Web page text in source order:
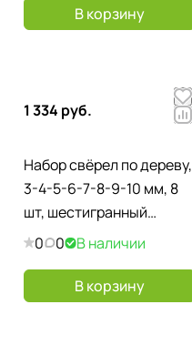
хвостовикВ корзину
1 334 руб.
Набор свёрел по дереву,
3-4-5-6-7-8-9-10 мм, 8
шт, шестигранный
хвостовик, пластиковый
0 0 В наличии
В корзину